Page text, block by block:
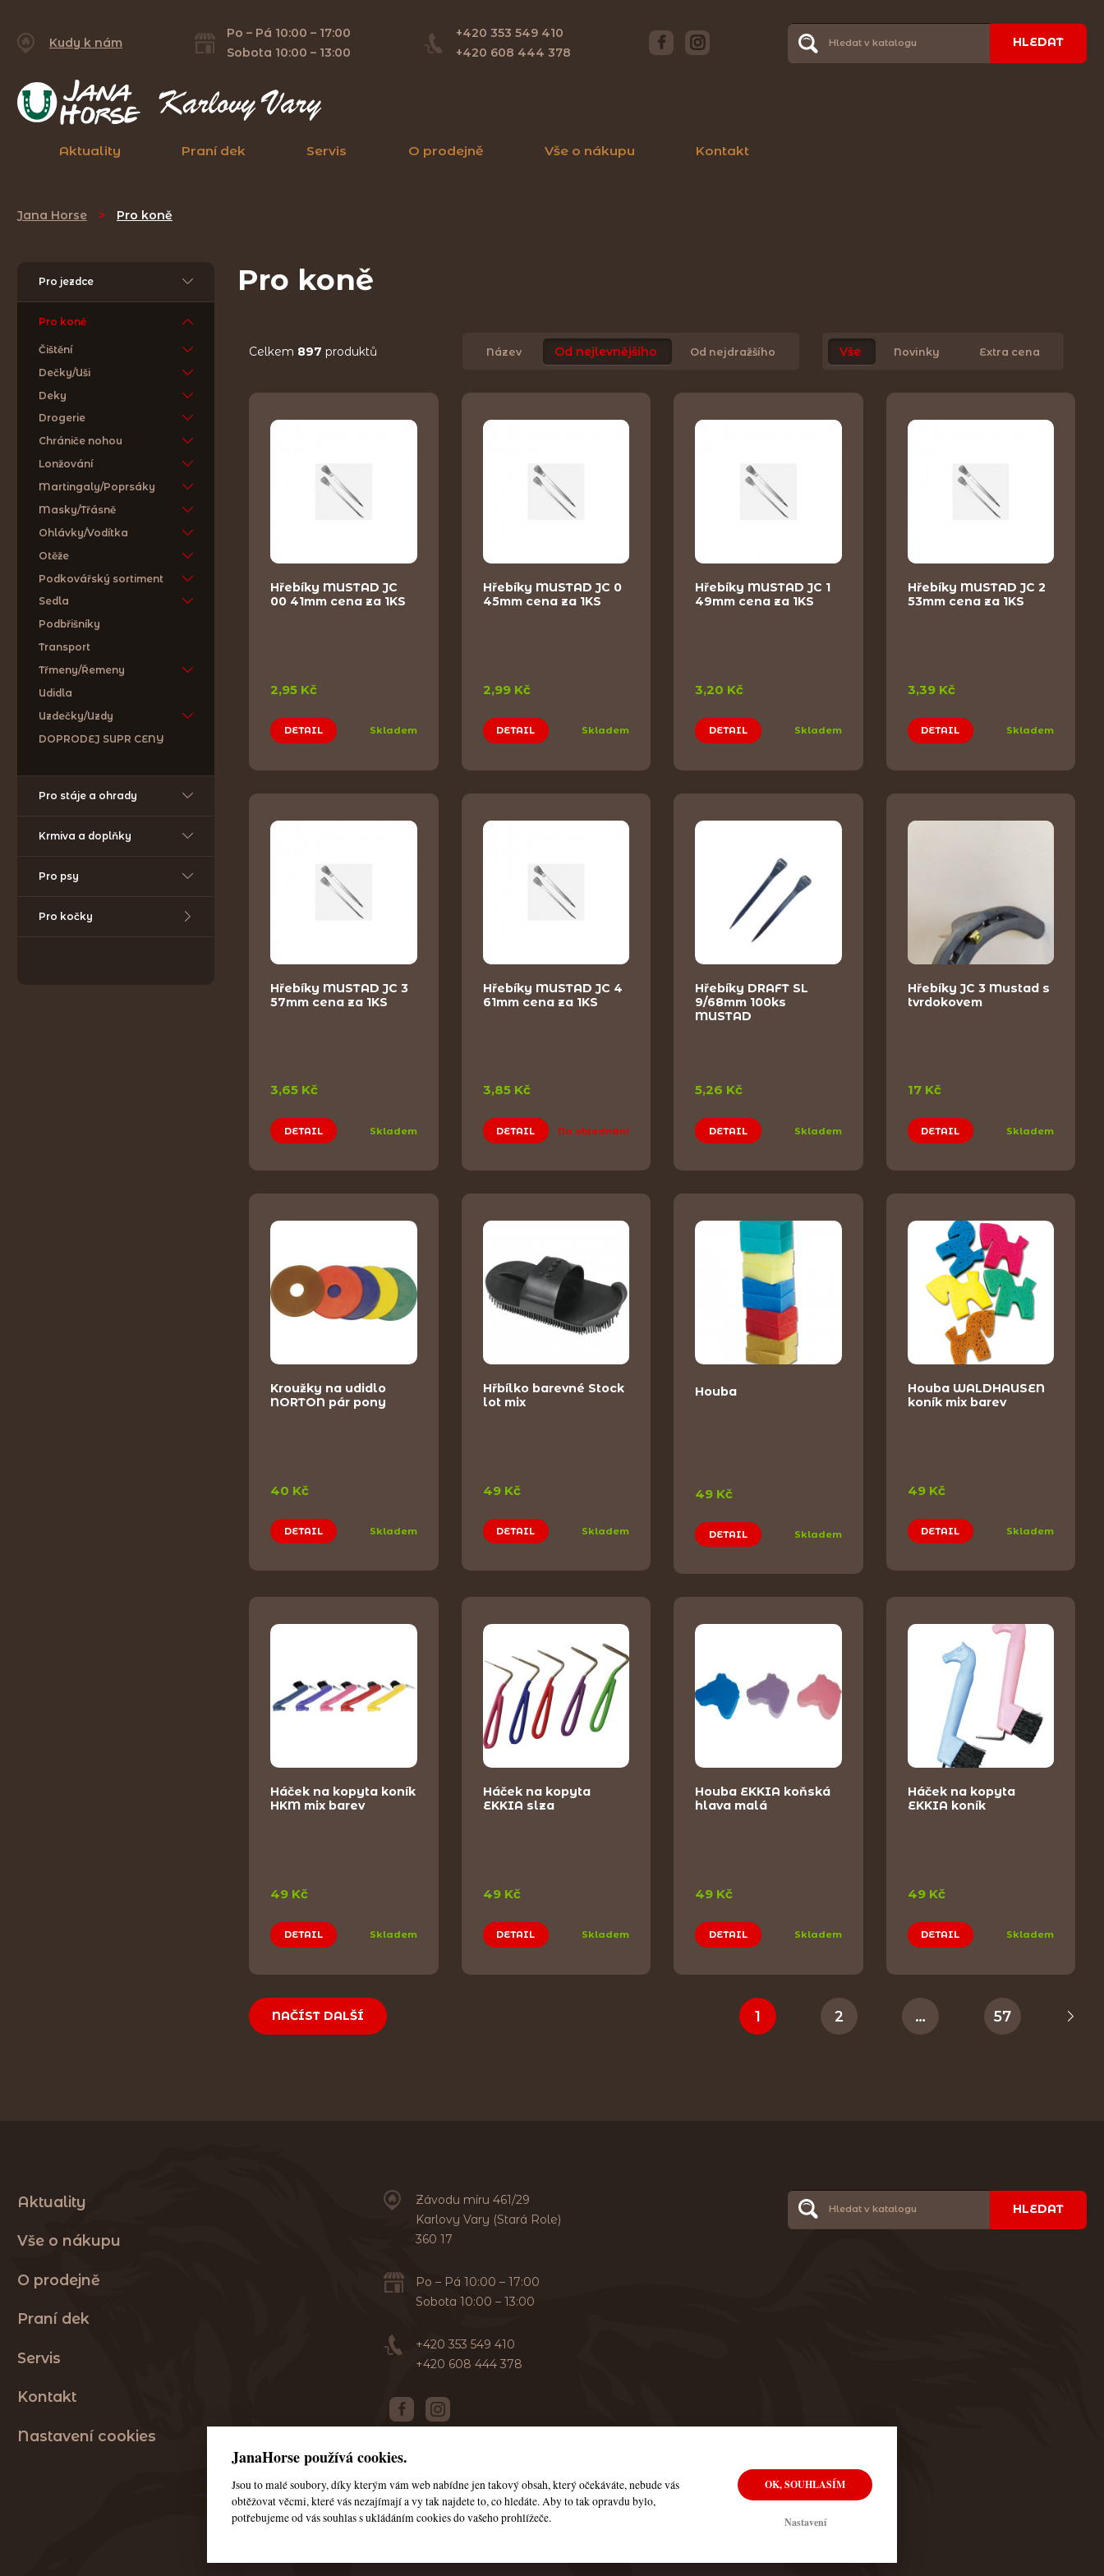
Kudy k nám
Po – Pá 10:00 – 17:00
Sobota 10:00 – 13:00
+420 353 549 410
+420 608 444 378
HLEDAT
Aktuality Praní dek Servis O prodejně Vše o nákupu Kontakt
Jana Horse > Pro koně
Pro jezdce
Pro koně
Čištění
Dečky/Uši
Deky
Drogerie
Chrániče nohou
Lonžování
Martingaly/Poprsáky
Masky/Třásně
Ohlávky/Vodítka
Otěže
Podkovářský sortiment
Sedla
Podbřišníky
Transport
Třmeny/Řemeny
Udidla
Uzdečky/Uzdy
DOPRODEJ SUPR CENY
Pro stáje a ohrady
Krmiva a doplňky
Pro psy
Pro kočky
Pro koně
Celkem 897 produktů Název Od nejlevnějšího Od nejdražšího Vše Novinky Extra cena
Hřebíky MUSTAD JC
00 41mm cena za 1KS
2,95 Kč
DETAIL Skladem
Hřebíky MUSTAD JC 0
45mm cena za 1KS
2,99 Kč
DETAIL Skladem
Hřebíky MUSTAD JC 1
49mm cena za 1KS
3,20 Kč
DETAIL Skladem
Hřebíky MUSTAD JC 2
53mm cena za 1KS
3,39 Kč
DETAIL Skladem
Hřebíky MUSTAD JC 3
57mm cena za 1KS
3,65 Kč
DETAIL Skladem
Hřebíky MUSTAD JC 4
61mm cena za 1KS
3,85 Kč
DETAIL Na objednání
Hřebíky DRAFT SL
9/68mm 100ks
MUSTAD
5,26 Kč
DETAIL Skladem
Hřebíky JC 3 Mustad s
tvrdokovem
17 Kč
DETAIL Skladem
Kroužky na udidlo
NORTON pár pony
40 Kč
DETAIL Skladem
Hřbílko barevné Stock
lot mix
49 Kč
DETAIL Skladem
Houba
49 Kč
DETAIL Skladem
Houba WALDHAUSEN
koník mix barev
49 Kč
DETAIL Skladem
Háček na kopyta koník
HKM mix barev
49 Kč
DETAIL Skladem
Háček na kopyta
EKKIA slza
49 Kč
DETAIL Skladem
Houba EKKIA koňská
hlava malá
49 Kč
DETAIL Skladem
Háček na kopyta
EKKIA koník
49 Kč
DETAIL Skladem
NAČÍST DALŠÍ 1 2 … 57
Aktuality
Vše o nákupu
O prodejně
Praní dek
Servis
Kontakt
Nastavení cookies
Závodu míru 461/29
Karlovy Vary (Stará Role)
360 17
Po – Pá 10:00 – 17:00
Sobota 10:00 – 13:00
+420 353 549 410
+420 608 444 378
HLEDAT
© Všechna práva vyhrazena JanaHorse
JanaHorse používá cookies.
Jsou to malé soubory, díky kterým vám web nabídne jen takový obsah, který očekáváte, nebude vás
obtěžovat věcmi, které vás nezajímají a vy tak najdete to, co hledáte. Aby to tak opravdu bylo,
potřebujeme od vás souhlas s ukládáním cookies do vašeho prohlížeče.
OK, SOUHLASÍM
Nastavení